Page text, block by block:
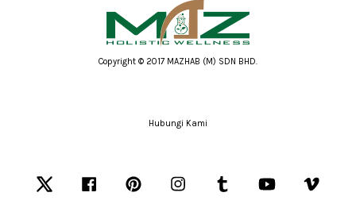
Copyright © 2017 MAZHAB (M) SDN BHD.
Hubungi Kami
Facebook Pinterest Instagram Tumblr YouTube